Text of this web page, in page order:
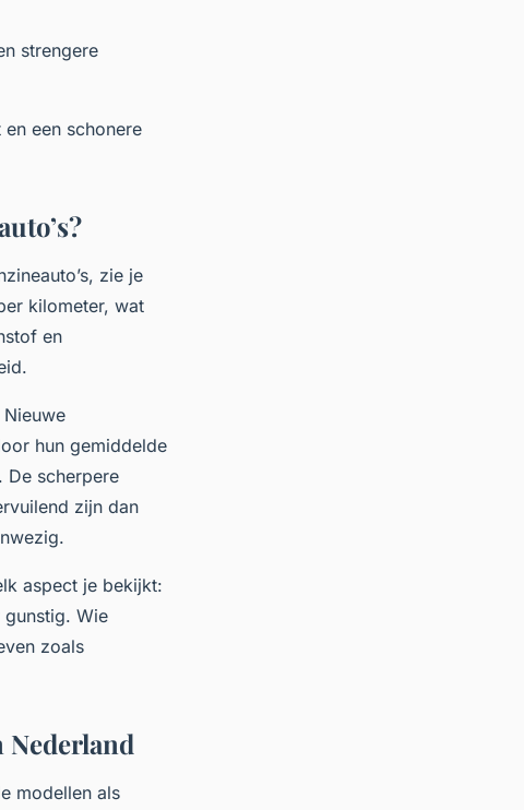
strengere
een schonere
zie je
kilometer, wat
en
hun gemiddelde
De scherpere
zijn dan
aspect je bekijkt:
Wie
zoals
Nederland
modellen als